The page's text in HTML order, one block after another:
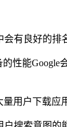
有良好的
的性能
用户下载